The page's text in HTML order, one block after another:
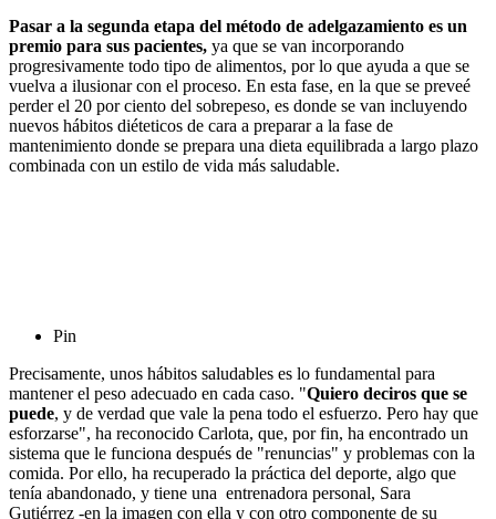
Pasar a la segunda etapa del método de adelgazamiento es un
premio para sus pacientes, ya que se van incorporando
progresivamente todo tipo de alimentos, por lo que ayuda a que se
vuelva a ilusionar con el proceso. En esta fase, en la que se preveé
perder el 20 por ciento del sobrepeso, es donde se van incluyendo
nuevos hábitos diéteticos de cara a preparar a la fase de
mantenimiento donde se prepara una dieta equilibrada a largo plazo
combinada con un estilo de vida más saludable.
Pin
Precisamente, unos hábitos saludables es lo fundamental para
mantener el peso adecuado en cada caso. "Quiero deciros que se
puede, y de verdad que vale la pena todo el esfuerzo. Pero hay que
esforzarse", ha reconocido Carlota, que, por fin, ha encontrado un
sistema que le funciona después de "renuncias" y problemas con la
comida. Por ello, ha recuperado la práctica del deporte, algo que
tenía abandonado, y tiene una entrenadora personal, Sara
Gutiérrez -en la imagen con ella y con otro componente de su